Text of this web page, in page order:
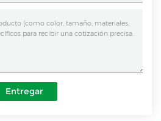
Entregar